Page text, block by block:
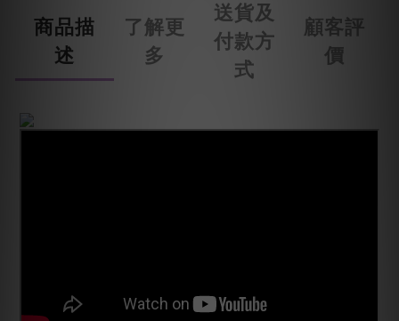
商品描
述
了解更
多
送貨及
付款方
式
顧客評
價